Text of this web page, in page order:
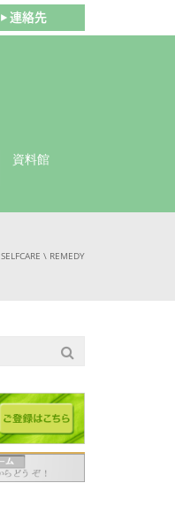
資料館
SELFCARE \ REMEDY